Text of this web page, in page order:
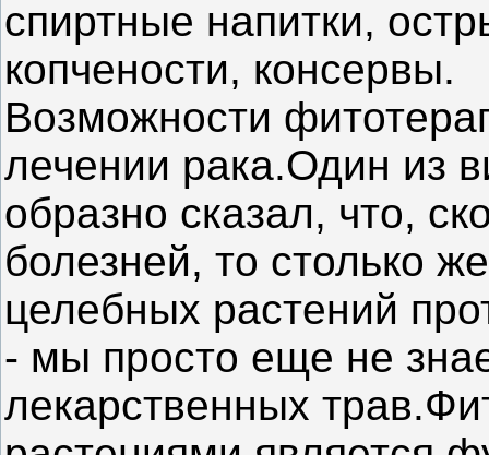
спиртные напитки,
копчености, консервы.
Возможности
лечении рака.Один из
образно сказал, что,
болезней, то столько
целебных растений
- мы просто еще не
лекарственных